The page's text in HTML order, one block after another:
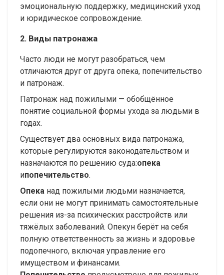
эмоциональную поддержку, медицинский уход
и юридическое сопровождение.
2. Виды патронажа
Часто люди не могут разобраться, чем
отличаются друг от друга опека, попечительство
и патронаж.
Патронаж над пожилыми — обобщённое
понятие социальной формы ухода за людьми в
годах.
Существует два основных вида патронажа,
которые регулируются законодательством и
назначаются по решению суда:опека
ипопечительство.
Опека над пожилыми людьми назначается,
если они не могут принимать самостоятельные
решения из-за психических расстройств или
тяжёлых заболеваний. Опекун берёт на себя
полную ответственность за жизнь и здоровье
подопечного, включая управление его
имуществом и финансами.